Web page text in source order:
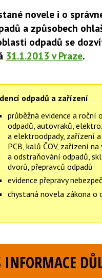
novele i o
a způsobech
odpadů se
31.1.2013 v Praze.
odpadů a zařízení
průběžná evidence a roční
odpadů, autovraků,
a elektroodpady, zařízení
PCB, kalů ČOV, zařízení
a odstraňování odpadů,
dvorů, přepravců odpadů
evidence přepravy
chystaná novela zákona o
INFORMACE